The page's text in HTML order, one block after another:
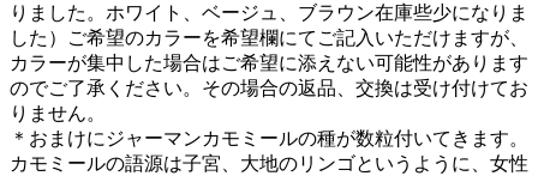
りました。ホワイト、ベージュ、ブラウン在庫些少になりま
した）ご希望のカラーを希望欄にてご記入いただけますが、
カラーが集中した場合はご希望に添えない可能性があります
のでご了承ください。その場合の返品、交換は受け付けてお
りません。
＊おまけにジャーマンカモミールの種が数粒付いてきます。
カモミールの語源は子宮、大地のリンゴというように、女性